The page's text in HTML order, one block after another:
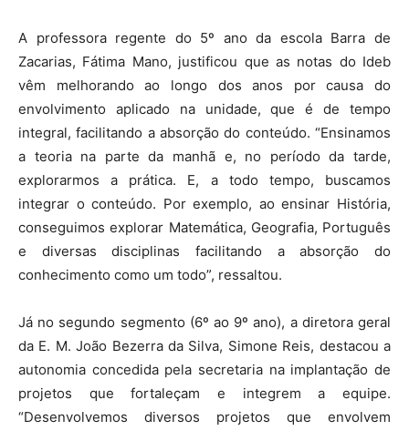
A professora regente do 5º ano da escola Barra de
Zacarias, Fátima Mano, justificou que as notas do Ideb
vêm melhorando ao longo dos anos por causa do
envolvimento aplicado na unidade, que é de tempo
integral, facilitando a absorção do conteúdo. “Ensinamos
a teoria na parte da manhã e, no período da tarde,
explorarmos a prática. E, a todo tempo, buscamos
integrar o conteúdo. Por exemplo, ao ensinar História,
conseguimos explorar Matemática, Geografia, Português
e diversas disciplinas facilitando a absorção do
conhecimento como um todo”, ressaltou.
Já no segundo segmento (6º ao 9º ano), a diretora geral
da E. M. João Bezerra da Silva, Simone Reis, destacou a
autonomia concedida pela secretaria na implantação de
projetos que fortaleçam e integrem a equipe.
“Desenvolvemos diversos projetos que envolvem